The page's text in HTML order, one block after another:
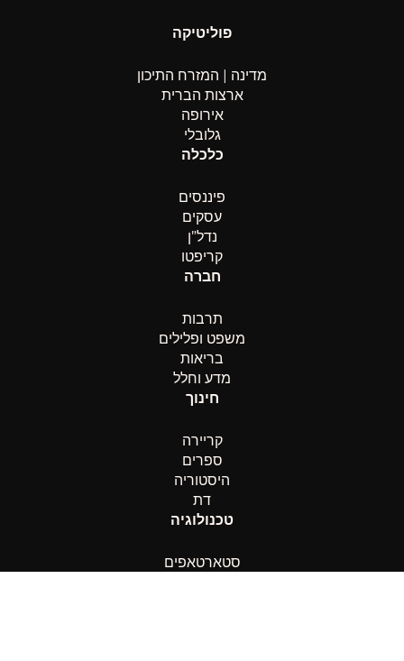
פוליטיקה
מדינה | המזרח התיכון
ארצות הברית
אירופה
גלובלי
כלכלה
פיננסים
עסקים
נדל”ן
קריפטו
חברה
תרבות
משפט ופלילים
בריאות
מדע וחלל
חינוך
קריירה
ספרים
היסטוריה
דת
טכנולוגיה
סטארטאפים